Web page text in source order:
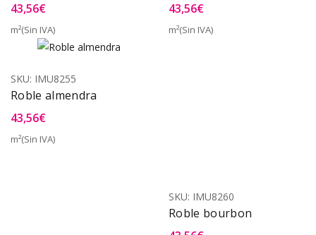
43,56€
m²(Sin IVA)
43,56€
m²(Sin IVA)
SKU: IMU8255
Roble almendra
43,56€
m²(Sin IVA)
SKU: IMU8260
Roble bourbon